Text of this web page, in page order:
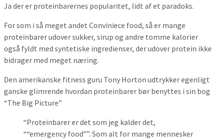
Ja der er proteinbarernes popularitet, lidt af et paradoks.
For som i så meget andet Conviniece food, så er mange
proteinbarer udover sukker, sirup og andre tomme kalorier
også fyldt med syntetiske ingredienser, der udover protein ikke
bidrager med meget næring.
Den amerikanske fitness guru Tony Horton udtrykker egenligt
ganske glimrende hvordan proteinbarer bør benyttes i sin bog
“The Big Picture”
“Proteinbarer er det som jeg kalder det,
““emergency food””. Som alt for mange mennesker